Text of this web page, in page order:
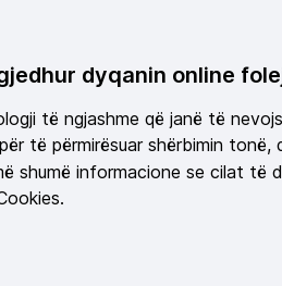
dyqanin online
të ngjashme që janë të
të përmirësuar shërbimin tonë,
shumë informacione se cilat të